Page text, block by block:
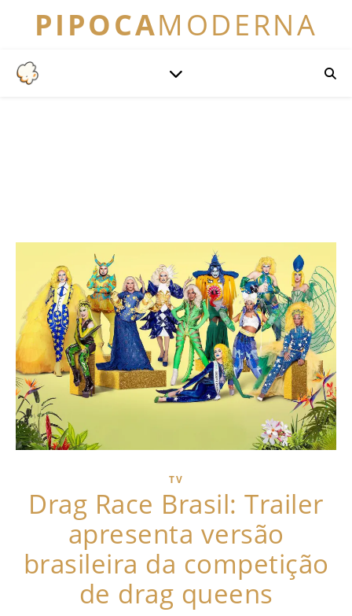
PIPOCAMODERNA
TV
Drag Race Brasil: Trailer
apresenta versão
brasileira da competição
de drag queens